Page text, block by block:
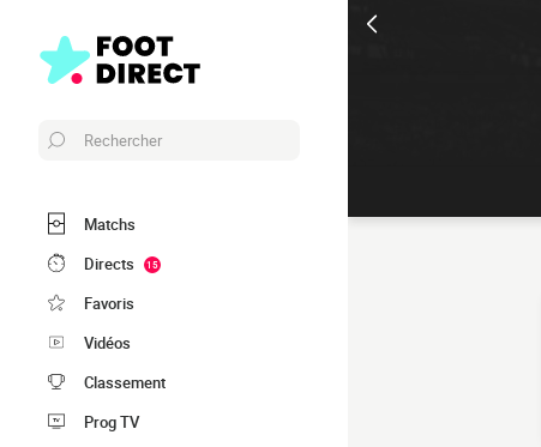
Rechercher
Matchs
Directs
15
Favoris
Vidéos
Classement
Prog TV